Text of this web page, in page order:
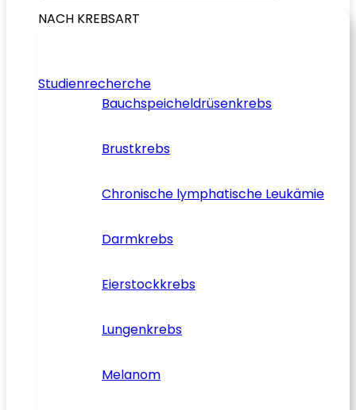
NACH KREBSART
Studienrecherche
Bauchspeicheldrüsenkrebs
Brustkrebs
Chronische lymphatische Leukämie
Darmkrebs
Eierstockkrebs
Lungenkrebs
Melanom